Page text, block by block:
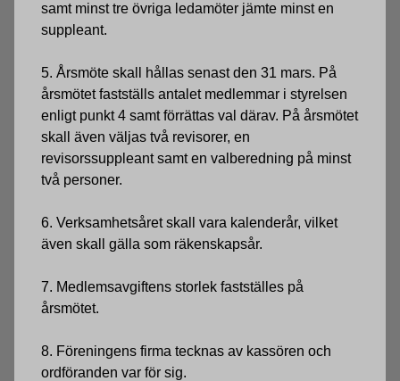
samt minst tre övriga ledamöter jämte minst en
suppleant.
5. Årsmöte skall hållas senast den 31 mars. På
årsmötet fastställs antalet medlem­mar i styrelsen
enligt punkt 4 samt förrättas val därav. På årsmötet
skall även väl­jas två revisorer, en
revisorssuppleant samt en valberedning på minst
två personer.
6. Verksamhetsåret skall vara kalenderår, vilket
även skall gälla som räkenskapsår.
7. Medlemsavgiftens storlek fastställes på
årsmötet.
8. Föreningens firma tecknas av kassören och
ordföranden var för sig.